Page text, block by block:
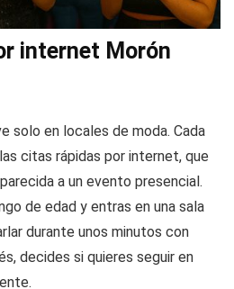
internet Morón
solo en locales de moda. Cada
citas rápidas por internet, que
a un evento presencial.
de edad y entras en una sala
durante unos minutos con
decides si quieres seguir en